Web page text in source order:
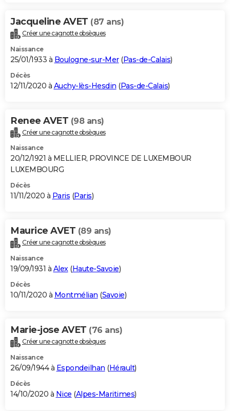
Jacqueline AVET (87 ans)
Créer une cagnotte obsèques
Naissance
25/01/1933 à Boulogne-sur-Mer(Pas-de-Calais)
Décès
12/11/2020 à Auchy-lès-Hesdin (Pas-de-Calais)
Renee AVET (98 ans)
Créer une cagnotte obsèques
Naissance
20/12/1921 à MELLIER, PROVINCE DE LUXEMBOUR
LUXEMBOURG
Décès
11/11/2020 à Paris (Paris)
Maurice AVET (89 ans)
Créer une cagnotte obsèques
Naissance
19/09/1931 à Alex(Haute-Savoie)
Décès
10/11/2020 à Montmélian (Savoie)
Marie-jose AVET (76 ans)
Créer une cagnotte obsèques
Naissance
26/09/1944 à Espondeilhan (Hérault)
Décès
14/10/2020 à Nice (Alpes-Maritimes)